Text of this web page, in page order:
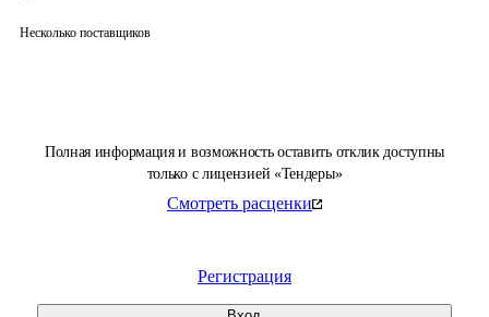
Полная информация и возможность оставить отклик доступны
только с лицензией «Тендеры»
Смотреть расценки
Регистрация
Несколько поставщиков